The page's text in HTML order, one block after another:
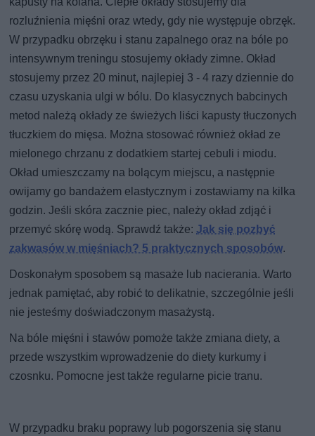
rozluźnienia mięśni oraz wtedy, gdy nie występuje obrzęk.
W przypadku obrzęku i stanu zapalnego oraz na bóle po
intensywnym treningu stosujemy okłady zimne. Okład
stosujemy przez 20 minut, najlepiej 3 - 4 razy dziennie do
czasu uzyskania ulgi w bólu. Do klasycznych babcinych
metod należą okłady ze świeżych liści kapusty tłuczonych
tłuczkiem do mięsa. Można stosować również okład ze
mielonego chrzanu z dodatkiem startej cebuli i miodu.
Okład umieszczamy na bolącym miejscu, a następnie
owijamy go bandażem elastycznym i zostawiamy na kilka
godzin. Jeśli skóra zacznie piec, należy okład zdjąć i
przemyć skórę wodą. Sprawdź także:​Jak się pozbyć
zakwasów w mięśniach? 5 praktycznych sposobów.
Doskonałym sposobem są masaże lub nacierania. Warto
jednak pamiętać, aby robić to delikatnie, szczególnie jeśli
nie jesteśmy doświadczonym masażystą.
Na bóle mięśni i stawów pomoże także zmiana diety, a
przede wszystkim wprowadzenie do diety kurkumy i
czosnku. Pomocne jest także regularne picie tranu.
W przypadku braku poprawy lub pogorszenia się stanu